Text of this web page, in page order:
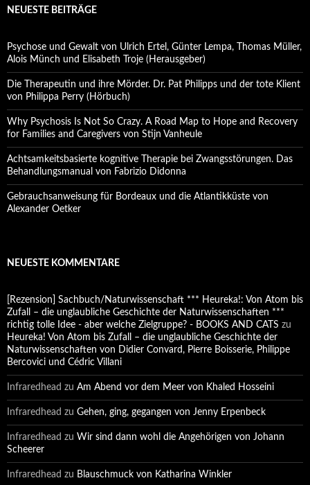
NEUESTE BEITRÄGE
Psychose und Gewalt von Ulrich Ertel, Günter Lempa, Thomas Müller,
Alois Münch und Elisabeth Troje (Herausgeber)
Die Therapeutin und ihre Mörder. Dr. Pat Philipps und der tote Klient
von Philippa Perry (Hörbuch)
Why Psychosis Is Not So Crazy. A Road Map to Hope and Recovery
for Families and Caregivers von Stijn Vanheule
Achtsamkeitsbasierte kognitive Therapie bei Zwangsstörungen. Das
Behandlungsmanual von Fabrizio Didonna
Gebrauchsanweisung für Bordeaux und die Atlantikküste von
Alexander Oetker
NEUESTE KOMMENTARE
[Rezension] Sachbuch/Naturwissenschaft *** Heureka!: Von Atom bis
Zufall – die unglaubliche Geschichte der Naturwissenschaften ***
richtig tolle Idee - aber welche Zielgruppe? - BOOKS AND CATS zu
Heureka! Von Atom bis Zufall – die unglaubliche Geschichte der
Naturwissenschaften von Didier Convard, Pierre Boisserie, Philippe
Bercovici und Cédric Villani
Infraredhead zu Am Abend vor dem Meer von Khaled Hosseini
Infraredhead zu Gehen, ging, gegangen von Jenny Erpenbeck
Infraredhead zu Wir sind dann wohl die Angehörigen von Johann
Scheerer
Infraredhead zu Blauschmuck von Katharina Winkler